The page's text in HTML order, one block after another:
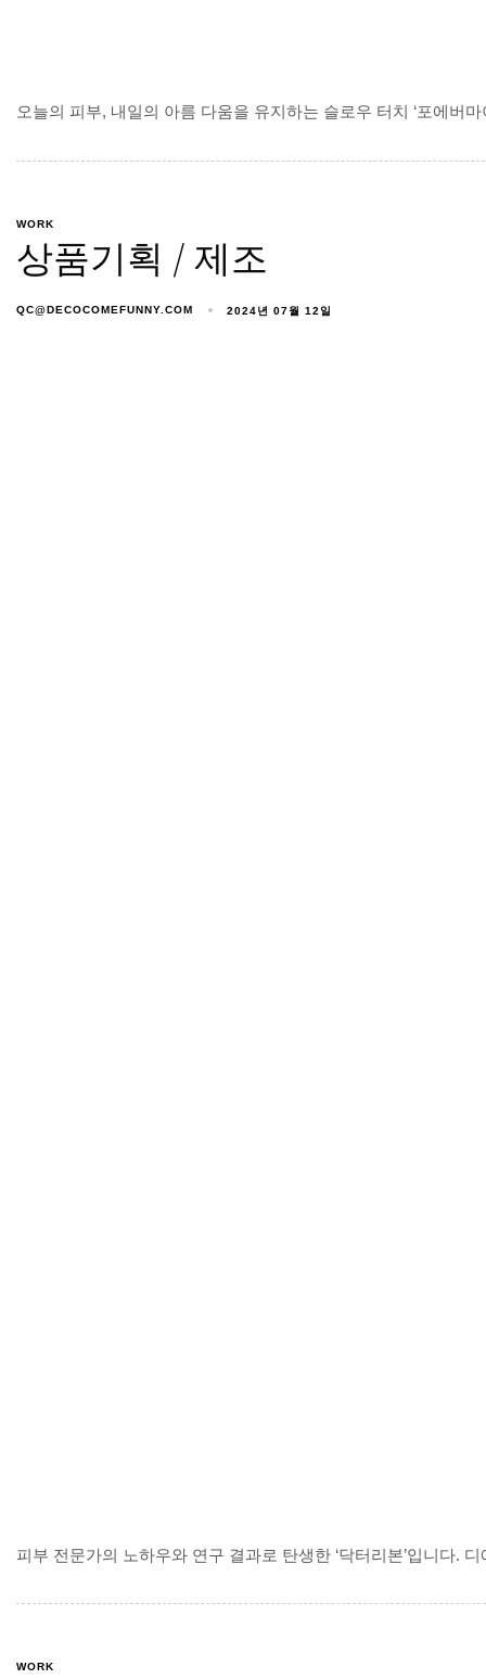
오늘의 피부, 내일의 아름 다움을 유지하는 슬로우 터치 ‘포에버
WORK
상품기획 / 제조
QC@DECOCOMEFUNNY.COM 2024년 07월 12일
피부 전문가의 노하우와 연구 결과로 탄생한 ‘닥터리본’입니다.
WORK